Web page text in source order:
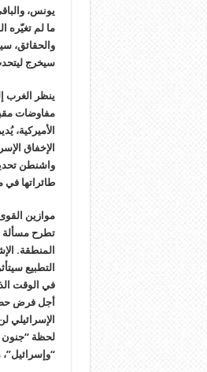
يونس،
ما لم تغيّره
والحقائق،
سيخرج
ينظر الغرب
مفاوضات
الأميركية،
الإخفاق
واشنطن
طائراتها في
موازين
تطرح مسألة
المنطقة.
التطبيع
في الوقت
أجل فرض
الإسرائيلي
لحظة “جنون